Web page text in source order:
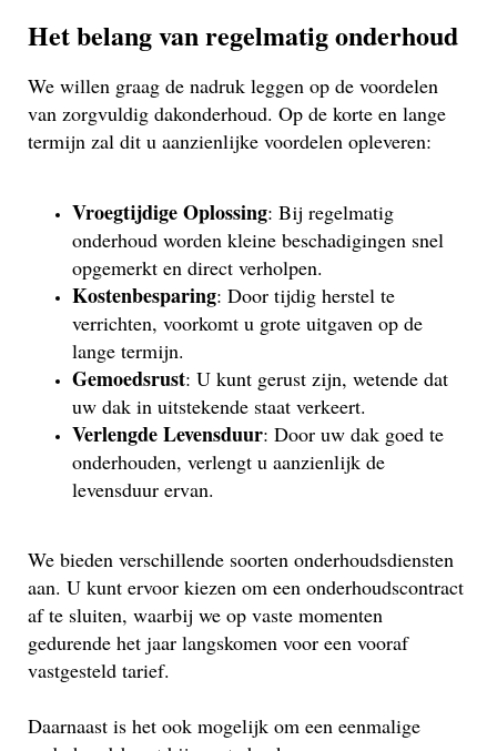
Het belang van regelmatig onderhoud
We willen graag de nadruk leggen op de voordelen
van zorgvuldig dakonderhoud. Op de korte en lange
termijn zal dit u aanzienlijke voordelen opleveren:
Vroegtijdige Oplossing: Bij regelmatig
onderhoud worden kleine beschadigingen snel
opgemerkt en direct verholpen.
Kostenbesparing: Door tijdig herstel te
verrichten, voorkomt u grote uitgaven op de
lange termijn.
Gemoedsrust: U kunt gerust zijn, wetende dat
uw dak in uitstekende staat verkeert.
Verlengde Levensduur: Door uw dak goed te
onderhouden, verlengt u aanzienlijk de
levensduur ervan.
We bieden verschillende soorten onderhoudsdiensten
aan. U kunt ervoor kiezen om een onderhoudscontract
af te sluiten, waarbij we op vaste momenten
gedurende het jaar langskomen voor een vooraf
vastgesteld tarief.
Daarnaast is het ook mogelijk om een eenmalige